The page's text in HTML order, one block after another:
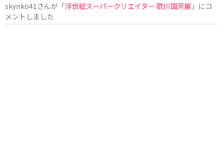
skynko41 さんが「浮世絵スーパークリエイター 歌川国芳展 」にコ
メントしました